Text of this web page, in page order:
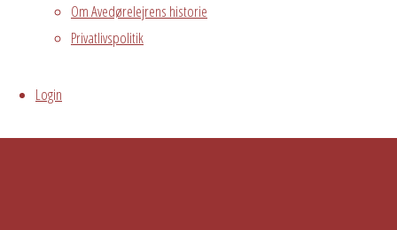
Om Avedørelejrens historie
Privatlivspolitik
Login